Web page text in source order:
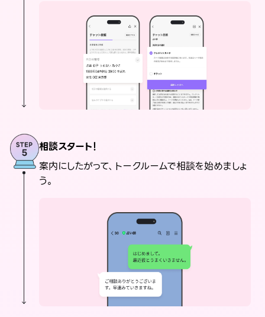
相談スタート！
案内にしたがって、トークルームで相談を始めましょ
う。